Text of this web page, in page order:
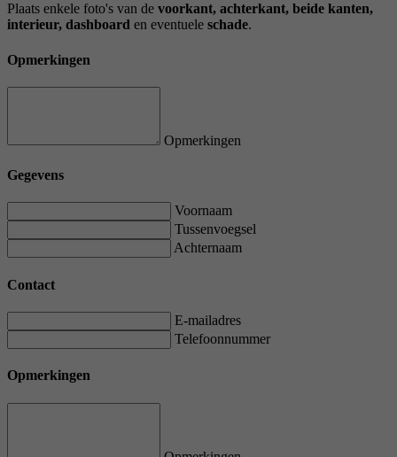
Plaats enkele foto's van de voorkant, achterkant, beide kanten,
interieur, dashboard en eventuele schade.
Opmerkingen
Opmerkingen
Gegevens
Voornaam
Tussenvoegsel
Achternaam
Contact
E-mailadres
Telefoonnummer
Opmerkingen